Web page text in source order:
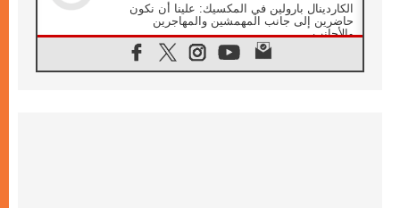
الكاردينال بارولين في المكسيك: علينا أن نكون
حاضرين إلى جانب المهمشين والمهاجرين
والأجانب
البابا لاوُن الرابع عشر للشباب في أسيزي: